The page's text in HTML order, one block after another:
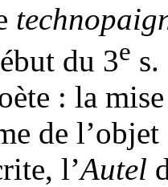
du 3e
: la
de
l’Autel